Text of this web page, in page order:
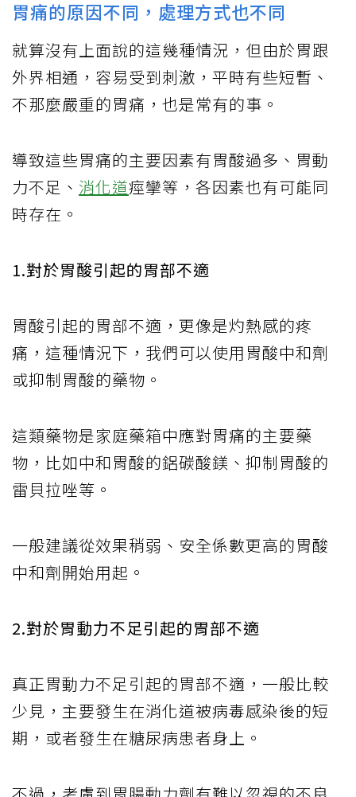
胃痛的原因不同，處理方式也不同
就算沒有上面說的這幾種情況，但由於胃跟
外界相通，容易受到刺激，平時有些短暫、
不那麼嚴重的胃痛，也是常有的事。
導致這些胃痛的主要因素有胃酸過多、胃動
力不足、 消化道痙攣等，各因素也有可能同
時存在。
1.對於胃酸引起的胃部不適
胃酸引起的胃部不適，更像是灼熱感的疼
痛，這種情況下，我們可以使用胃酸中和劑
或抑制胃酸的藥物。
這類藥物是家庭藥箱中應對胃痛的主要藥
物，比如中和胃酸的鋁碳酸鎂、抑制胃酸的
雷貝拉唑等。
一般建議從效果稍弱、安全係數更高的胃酸
中和劑開始用起。
2.對於胃動力不足引起的胃部不適
真正胃動力不足引起的胃部不適，一般比較
少見，主要發生在消化道被病毒感染後的短
期，或者發生在糖尿病患者身上。